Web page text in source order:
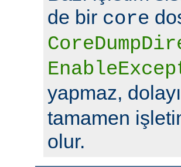
de bir core
yapmaz,
tamamen
olur.